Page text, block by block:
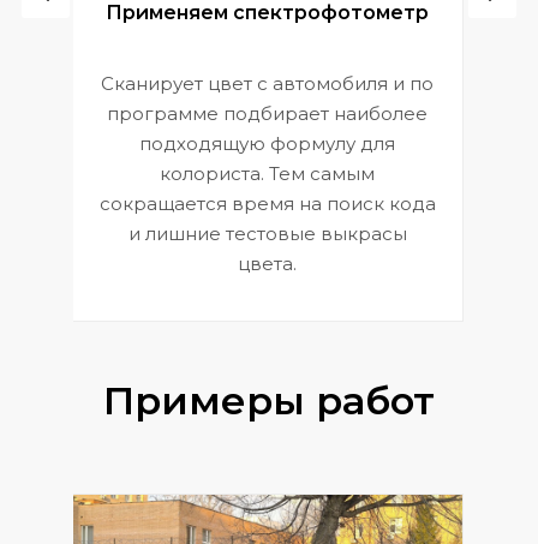
Применяем спектрофотометр
Сканирует цвет с автомобиля и по
программе подбирает наиболее
подходящую формулу для
колориста. Тем самым
сокращается время на поиск кода
и лишние тестовые выкрасы
цвета.
Примеры работ